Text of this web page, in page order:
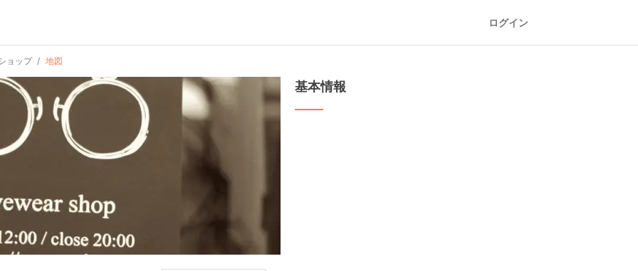
ログイン
ョップ 地図
基本情報